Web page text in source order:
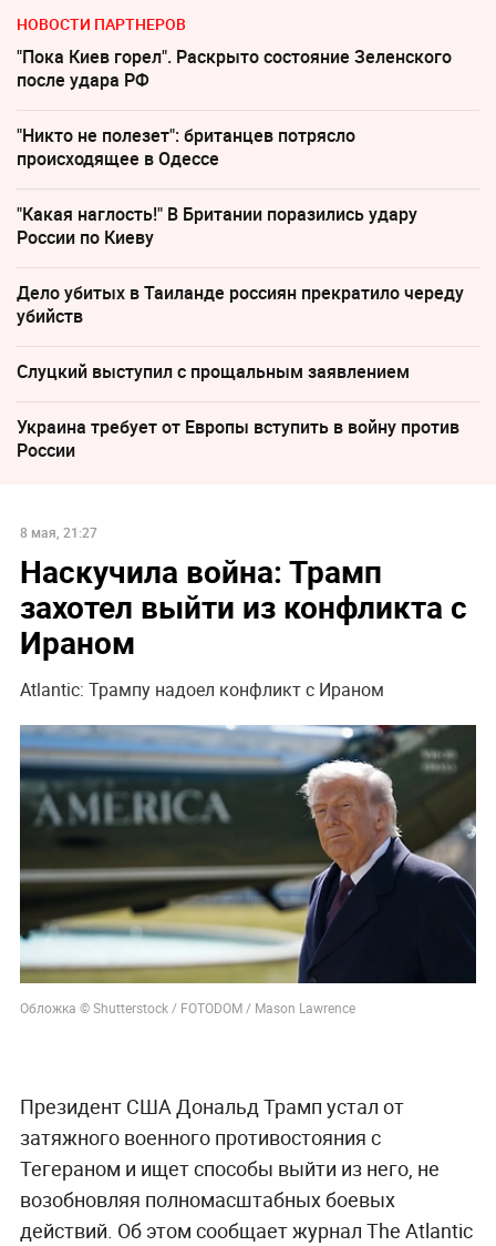
НОВОСТИ ПАРТНЕРОВ
"Пока Киев горел". Раскрыто состояние Зеленского
после удара РФ
"Никто не полезет": британцев потрясло
происходящее в Одессе
"Какая наглость!" В Британии поразились удару
России по Киеву
Дело убитых в Таиланде россиян прекратило череду
убийств
Слуцкий выступил с прощальным заявлением
Украина требует от Европы вступить в войну против
России
8 мая, 21:27
Наскучила война: Трамп
захотел выйти из конфликта с
Ираном
Atlantic: Трампу надоел конфликт с Ираном
Обложка © Shutterstock / FOTODOM / Mason Lawrence
Президент США Дональд Трамп устал от
затяжного военного противостояния с
Тегераном и ищет способы выйти из него, не
возобновляя полномасштабных боевых
действий. Об этом сообщает журнал The Atlantic